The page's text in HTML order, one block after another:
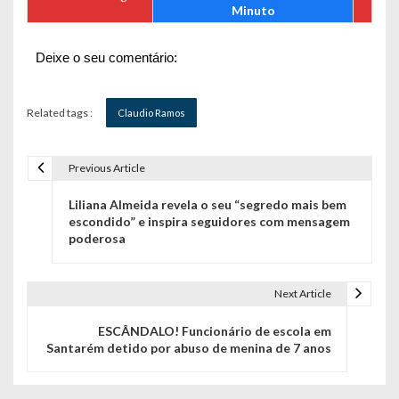
Minuto
Deixe o seu comentário:
Related tags : Claudio Ramos
Previous Article
Liliana Almeida revela o seu “segredo mais bem
escondido” e inspira seguidores com mensagem
poderosa
Next Article
ESCÂNDALO! Funcionário de escola em
Santarém detido por abuso de menina de 7 anos